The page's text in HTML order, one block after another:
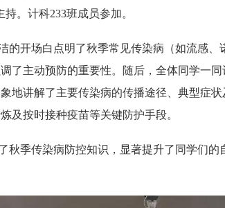
。计科233班成员参加。
的开场白点明了秋季常见传染病（如流感
了主动预防的重要性。随后，全体同学一
地讲解了主要传染病的传播途径、典型症
及按时接种疫苗等关键防护手段。
秋季传染病防控知识，显著提升了同学们